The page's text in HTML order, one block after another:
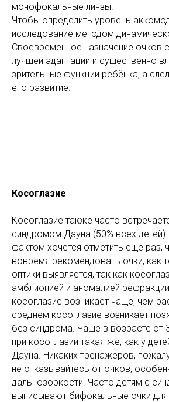
монофокальные линзы.
Чтобы определить уровень
исследование методом
Своевременное назначение очков
лучшей адаптации и существенно
зрительные функции ребёнка, а
его развитие.
Косоглазие
Косоглазие также часто
синдромом Дауна (50% всех
фактом хочется отметить еще раз,
вовремя рекомендовать очки, как
оптики выявляется, так как
амблиопией и аномалией
косоглазие возникает чаще, чем
среднем косоглазие возникает
без синдрома. Чаще в возрасте от
при косоглазии такая же, как у
Дауна. Никаких тренажеров,
не отказывайтесь от очков,
дальнозоркости. Часто детям с
выписывают бифокальные очки